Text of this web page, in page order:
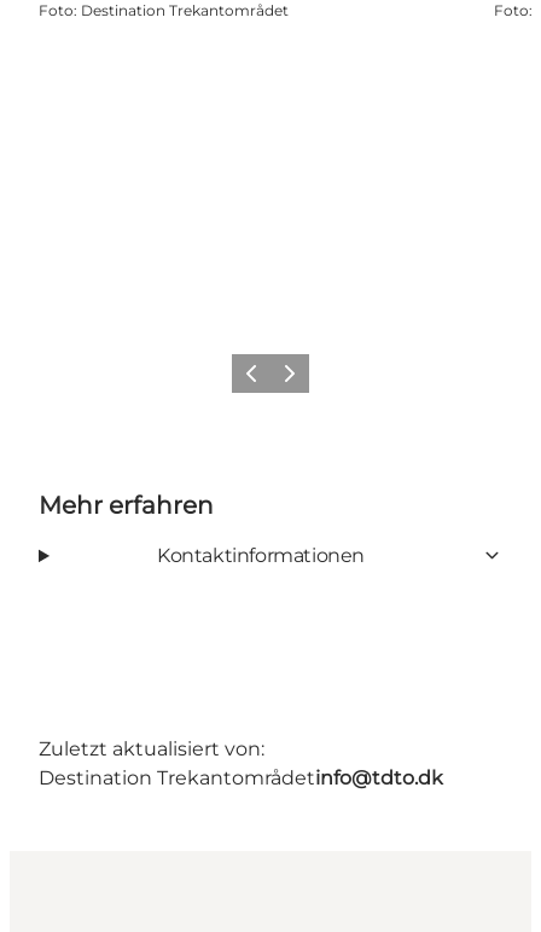
Foto: Destination Trekantområdet Foto:
Vorherige Folie
Nächste Folie
Mehr erfahren
Kontaktinformationen
Zuletzt aktualisiert von:
Destination Trekantområdetinfo@tdto.dk